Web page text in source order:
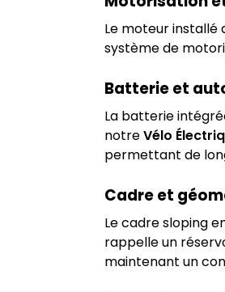
Le moteur installé
système de
Batterie et
La batterie
notreVélo
permettant de
Cadre et
Le cadre sloping
rappelle un
maintenant un